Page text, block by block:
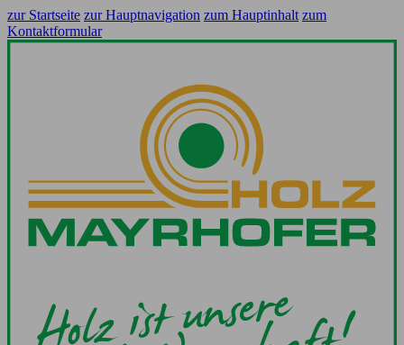
zur Startseite zur Hauptnavigation zum Hauptinhalt zum
Kontaktformular